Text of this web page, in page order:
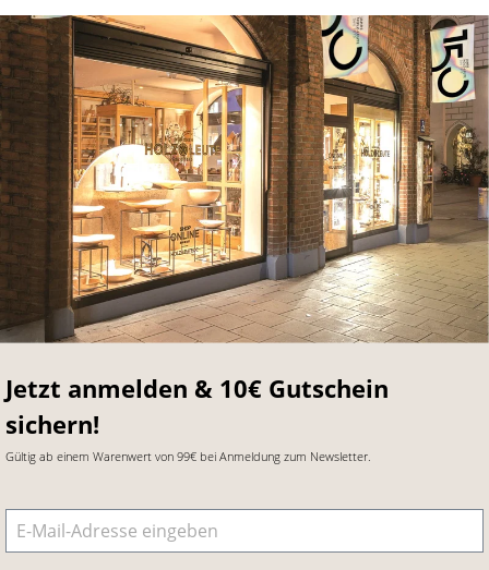
Jetzt anmelden & 10€ Gutschein
sichern!
Gültig ab einem Warenwert von 99€ bei Anmeldung zum Newsletter.
E-Mail-Adresse